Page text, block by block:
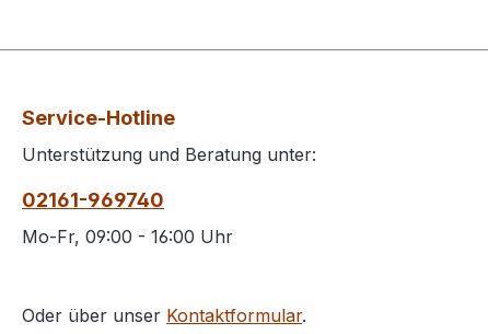
Service-Hotline
Unterstützung und Beratung unter:
02161-969740
Mo-Fr, 09:00 - 16:00 Uhr
Oder über unser Kontaktformular.